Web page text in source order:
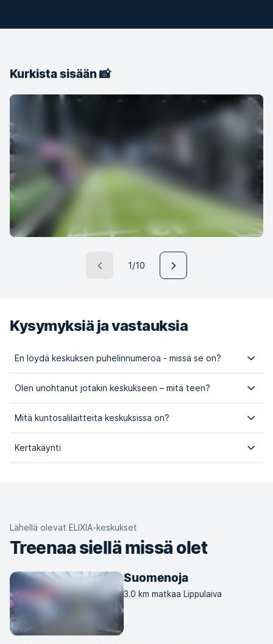
Kurkista sisään 📸
1/10
Kysymyksiä ja vastauksia
En löydä keskuksen puhelinnumeroa - missä se on?
Olen unohtanut jotakin keskukseen – mitä teen?
Mitä kuntosalilaitteita keskuksissa on?
Kertakäynti
Lähellä olevat ELIXIA-keskukset
Treenaa siellä missä olet
Suomenoja
3.0 km matkaa Lippulaiva